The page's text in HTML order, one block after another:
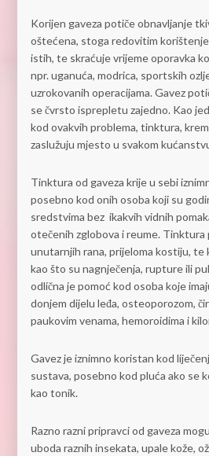
Korijen gaveza potiče obnavljanje
oštećena, stoga redovitim
istih, te skraćuje vrijeme oporavka
npr. uganuća, modrica, sportskih
uzrokovanih operacijama. Gavez
se čvrsto isprepletu zajedno. Kao
kod ovakvih problema, tinktura,
zaslužuju mjesto u svakom
Tinktura od gaveza krije u sebi
posebno kod onih osoba koji su
sredstvima bez ikakvih vidnih
otečenih zglobova i reume. Tinktura
unutarnjih rana, prijeloma kostiju, te
kao što su nagnječenja, rupture ili
odlična je pomoć kod osoba koje
donjem dijelu leđa, osteoporozom,
paukovim venama, hemoroidima i
Gavez je iznimno koristan kod
sustava, posebno kod pluća ako se
kao tonik.
Razno razni pripravci od gaveza
uboda raznih insekata, upale kože,